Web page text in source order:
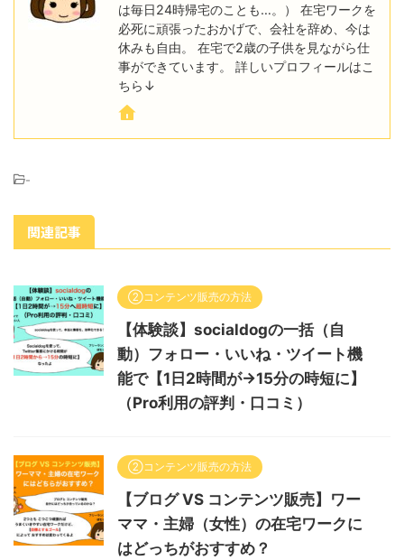
は毎日24時帰宅のことも…。） 在宅ワークを
必死に頑張ったおかげで、会社を辞め、今は
休みも自由。 在宅で2歳の子供を見ながら仕
事ができています。 詳しいプロフィールはこ
ちら↓
-
関連記事
②コンテンツ販売の方法
【体験談】socialdogの一括（自
動）フォロー・いいね・ツイート機
能で【1日2時間が→15分の時短に】
（Pro利用の評判・口コミ）
②コンテンツ販売の方法
【ブログ VS コンテンツ販売】ワー
ママ・主婦（女性）の在宅ワークに
はどっちがおすすめ？